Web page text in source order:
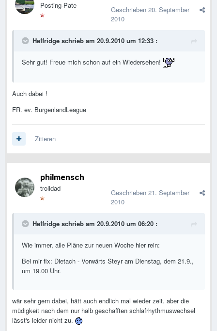
Posting-Pate Geschrieben 20. September
2010
Heffridge schrieb am 20.9.2010 um 12:33 :
Sehr gut! Freue mich schon auf ein Wiedersehen!
Auch dabei !
FR. ev. BurgenlandLeague
Zitieren
philmensch
trolldad Geschrieben 21. September
2010
Heffridge schrieb am 20.9.2010 um 06:20 :
Wie immer, alle Pläne zur neuen Woche hier rein:
Bei mir fix: Dietach - Vorwärts Steyr am Dienstag, dem 21.9.,
um 19.00 Uhr.
wär sehr gern dabei, hätt auch endlich mal wieder zeit. aber die
müdigkeit nach dem nur halb geschafften schlafrhythmuswechsel
lässt's leider nicht zu.